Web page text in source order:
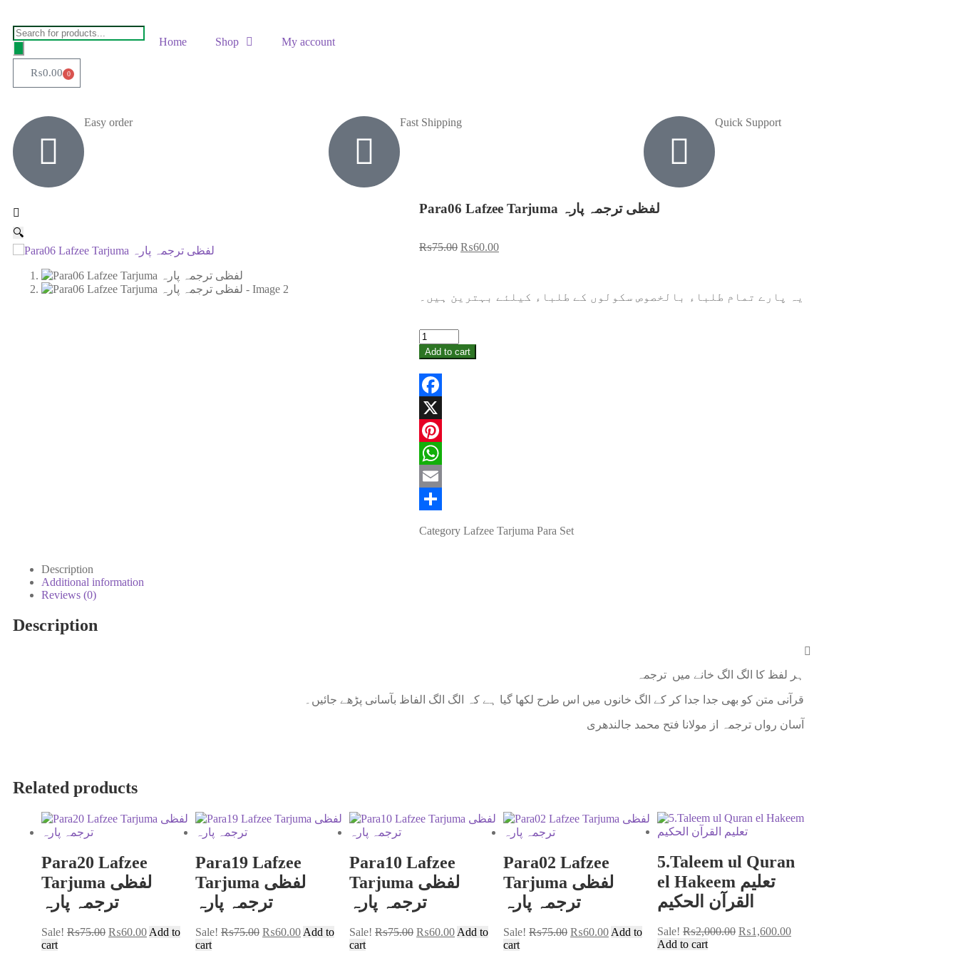
Home Shop My account
₨0.00 0
Easy order Fast Shipping Quick Support
🔍
Para06 Lafzee Tarjuma لفظی ترجمہ پارہ
₨75.00 ₨60.00
یہ پارے تمام طلباء بالخصوص سکولوں کے طلباء کیلئے بہترین ہیں۔
Add to cart
Facebook
X
Pinterest
WhatsApp
Email
Category Lafzee Tarjuma Para Set
Description
Additional information
Reviews (0)
Description
ہر لفظ کا الگ الگ خانے میں ترجمہ
قرآنی متن کو بھی جدا جدا کر کے الگ خانوں میں اس طرح لکھا گیا ہے کہ الگ الگ الفاظ بآسانی پڑھے جائیں۔
آسان رواں ترجمہ از مولانا فتح محمد جالندھری
Related products
Para20 Lafzee
Tarjuma لفظی
ترجمہ پارہ
Sale! ₨75.00 ₨60.00Add to
cart
Para19 Lafzee
Tarjuma لفظی
ترجمہ پارہ
Sale! ₨75.00 ₨60.00Add to
cart
Para10 Lafzee
Tarjuma لفظی
ترجمہ پارہ
Sale! ₨75.00 ₨60.00Add to
cart
Para02 Lafzee
Tarjuma لفظی
ترجمہ پارہ
Sale! ₨75.00 ₨60.00Add to
cart
5.Taleem ul Quran
el Hakeem تعلیم
القرآن الحکیم
Sale! ₨2,000.00 ₨1,600.00
Add to cart